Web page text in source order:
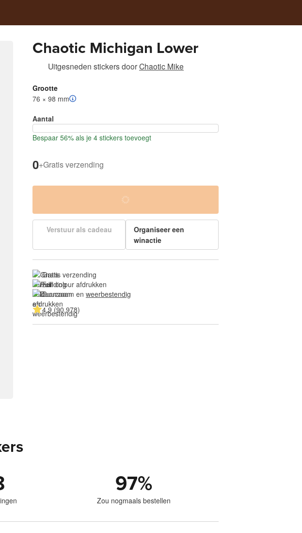
Chaotic Michigan Lower
Uitgesneden stickersdoorChaotic Mike
Grootte
76 × 98 mm
Aantal
Bespaar 56% als je 4 stickers toevoegt
0+Gratis verzending
Verstuur als cadeau
Organiseer een
winactie
Gratis verzending
Full colour afdrukken
Duurzaam en weerbestendig
4.9 (90.978)
97%
Zou nogmaals bestellen